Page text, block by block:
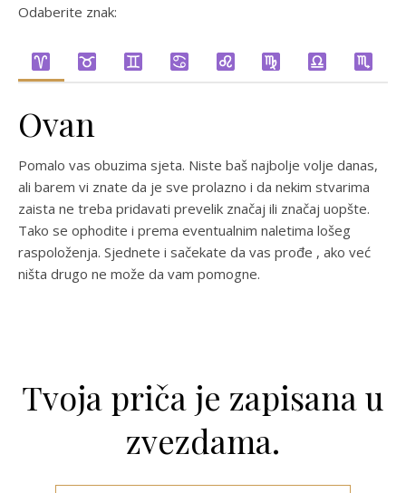
Odaberite znak:
Ovan
Pomalo vas obuzima sjeta. Niste baš najbolje volje danas,
ali barem vi znate da je sve prolazno i da nekim stvarima
zaista ne treba pridavati prevelik značaj ili značaj uopšte.
Tako se ophodite i prema eventualnim naletima lošeg
raspoloženja. Sjednete i sačekate da vas prođe , ako već
ništa drugo ne može da vam pomogne.
Tvoja priča je zapisana u
zvezdama.